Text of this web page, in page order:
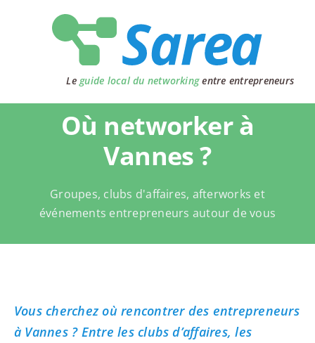
Le guide local du networkingentre entrepreneurs
Où networker à
Vannes ?
Groupes, clubs d'affaires, afterworks et
événements entrepreneurs autour de vous
Vous cherchez où rencontrer des entrepreneurs
à Vannes ? Entre les clubs d’affaires, les